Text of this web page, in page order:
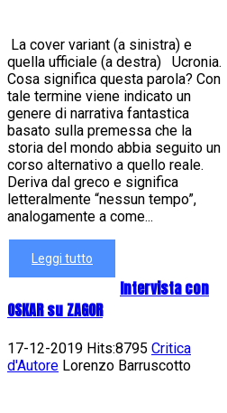
La cover variant (a sinistra) e
quella ufficiale (a destra) Ucronia.
Cosa significa questa parola? Con
tale termine viene indicato un
genere di narrativa fantastica
basato sulla premessa che la
storia del mondo abbia seguito un
corso alternativo a quello reale.
Deriva dal greco e significa
letteralmente “nessun tempo”,
analogamente a come...
Leggi tutto
Intervista con
OSKAR su ZAGOR
17-12-2019 Hits:8795 Critica
d'Autore Lorenzo Barruscotto